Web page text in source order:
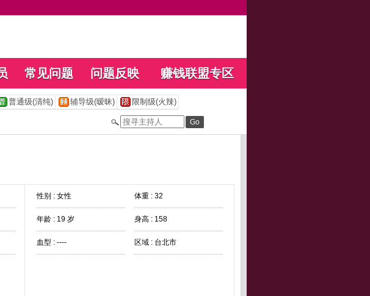
常见问题 问题反映 赚钱联盟专区
普通级(清纯) 辅导级(暧昧) 限制级(火辣)
性别 : 女性 体重 : 32
年龄 : 19 岁 身高 : 158
血型 : ---- 区域 : 台北市